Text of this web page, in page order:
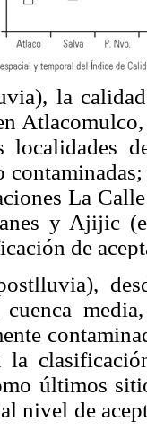
la
localidades
La
y Ajijic
de
últimos
nivel de